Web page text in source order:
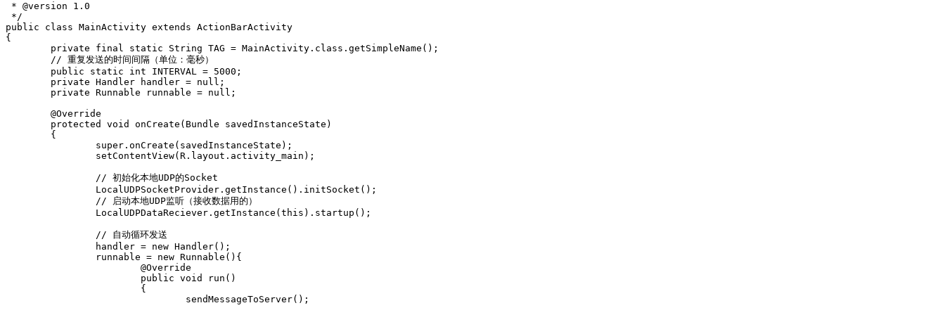
* @version 1.0
*/
public class MainActivity extends ActionBarActivity
{
        private final static String TAG = MainActivity.class.getSimpleName();
        // 重复发送的时间间隔（单位：毫秒）
        public static int INTERVAL = 5000;
        private Handler handler = null;
        private Runnable runnable = null;
        @Override
        protected void onCreate(Bundle savedInstanceState)
        {
                super.onCreate(savedInstanceState);
                setContentView(R.layout.activity_main);
                // 初始化本地UDP的Socket
                LocalUDPSocketProvider.getInstance().initSocket();
                // 启动本地UDP监听（接收数据用的）
                LocalUDPDataReciever.getInstance(this).startup();
                // 自动循环发送
                handler = new Handler();
                runnable = new Runnable(){
                        @Override
                        public void run()
                        {
                                sendMessageToServer();